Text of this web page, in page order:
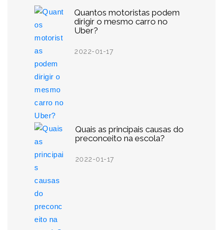
Quantos motoristas podem
dirigir o mesmo carro no
Uber?
2022-01-17
Quais as principais causas do
preconceito na escola?
2022-01-17